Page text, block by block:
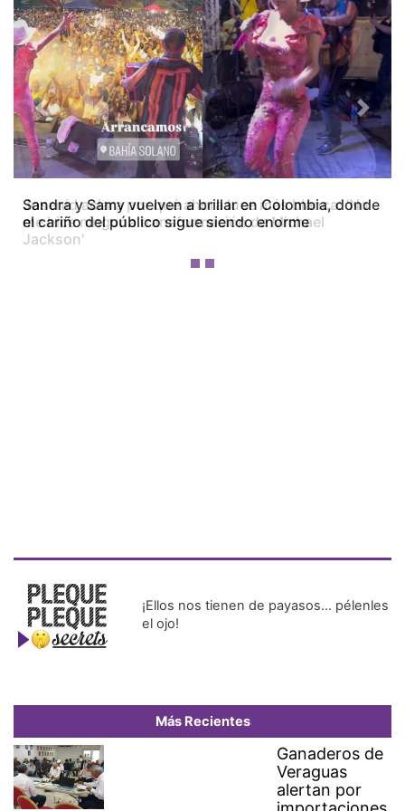
Josenid aclara por qué ahora luce más blanca: 'No
me hice ninguna transformación de Michael
Jackson'
Previous Next
¡Ellos nos tienen de payasos… pélenles
el ojo!
Más Recientes
Ganaderos de
Veraguas
alertan por